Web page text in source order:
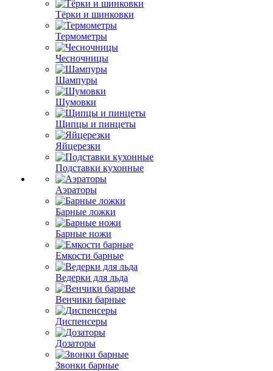
Тёрки и шинковки
Термометры
Чесночницы
Шампуры
Шумовки
Щипцы и пинцеты
Яйцерезки
Подставки кухонные
Аэраторы
Барные ложки
Барные ножи
Емкости барные
Ведерки для льда
Венчики барные
Диспенсеры
Дозаторы
Звонки барные